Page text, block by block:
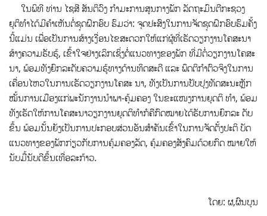
ໃນພິທີ ທ່ານ ໄຊສີ ສັນຕິວົງ ກໍາມະການສູນກາງພັກ ລັດຖະມົນຕີກະຊວງ
ຍຸຕິທຳໄດ້ມີຄຳເຫັນຕໍ່ຊຸດຝຶກອົບ ຮົມວ່າ: ຈຸດປະສົງໃນການຈັດຊຸດຝຶກອົບຮົມຄັ້ງ
ນີ້ແມ່ນ ເພື່ອເປັນການສ້າງເງື່ອນໄຂສະດວກໃຫ້ແກ່ຜູ້ທີ່ເຮັດວຽກງານໂຄສະນາ
ສ້າງຄວາມຮັບຮູ້, ເຂົ້າໃຈຢ່າງເລິກເຊິ່ງຕໍ່ແນວທາງຂອງພັກ ທີ່ມີຕໍ່ວຽກງານໂຄສະ
ນາ, ພ້ອມທັງຍົກລະດັບຄວາມຮູ້ທາງດ້ານທິດສະດີ ແລະ ພຶດຕິກຳຕົວຈິງໃນການ
ເຄື່ອນໄຫວໃນການເຮັດວຽກງານໂຄສະ ນາ, ທັງເປັນການປັບປຸງທັດສະນະຫຼັກ
ໝັ້ນການເມືອງແກ່ພະນັກງານນຳພາ-ຄຸ້ມຄອງ ໃນຂະແໜງການຍຸດຕິ ທຳ, ພ້ອມ
ທັງເຮັດໃຫ້ການໂຄສະນາວຽກງານຍຸດຕິທຳກໍຄືກົດໝາຍໄດ້ຮັບການຍົກລະ ດັບ
ຂຶ້ນ ພ້ອມນັ້ນຍັງເປັນການປະກອບສ່ວນອັນສຳຄັນເຂົ້າໃນການຈັດຕັ້ງປະຕິ ບັດ
ແນວທາງຂອງພັກກ່ຽວກັບການຄຸ້ມຄອງລັດ, ຄຸ້ມຄອງສັງຄົມດ້ວຍກົດ ໝາຍໃຫ້
ນັບມື້ນັບດີຂຶ້ນເທື່ອລະກ້າວ.
ໂດຍ: ຜ,ຜົນບຸນ